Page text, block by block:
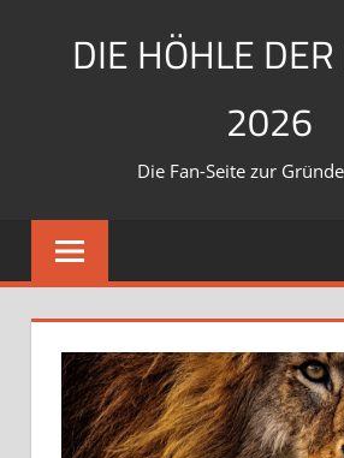
DIE HÖHLE
2026
Die Fan-Seite zur